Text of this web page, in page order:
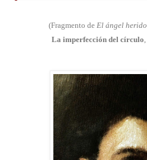
(Fragmento de El ángel herido
La imperfección del círculo